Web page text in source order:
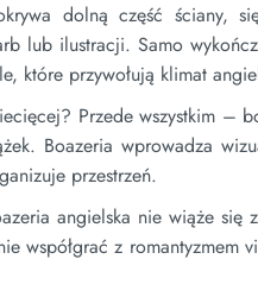
dolną część ściany,
lub ilustracji. Samo
które przywołują klimat
Przede wszystkim –
Boazeria wprowadza
przestrzeń.
angielska nie wiąże się
współgrać z